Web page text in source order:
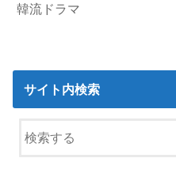
韓流ドラマ
サイト内検索